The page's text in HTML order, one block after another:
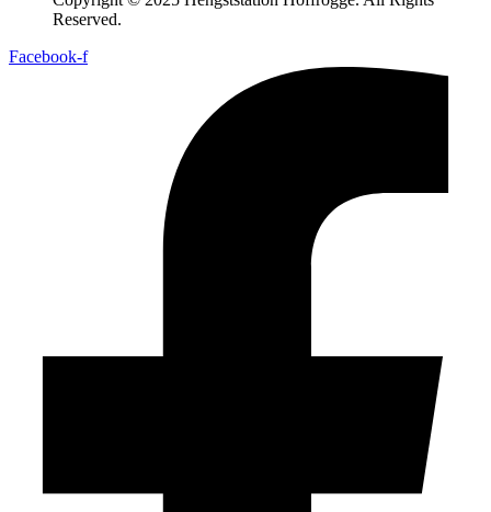
Reserved.
Facebook-f